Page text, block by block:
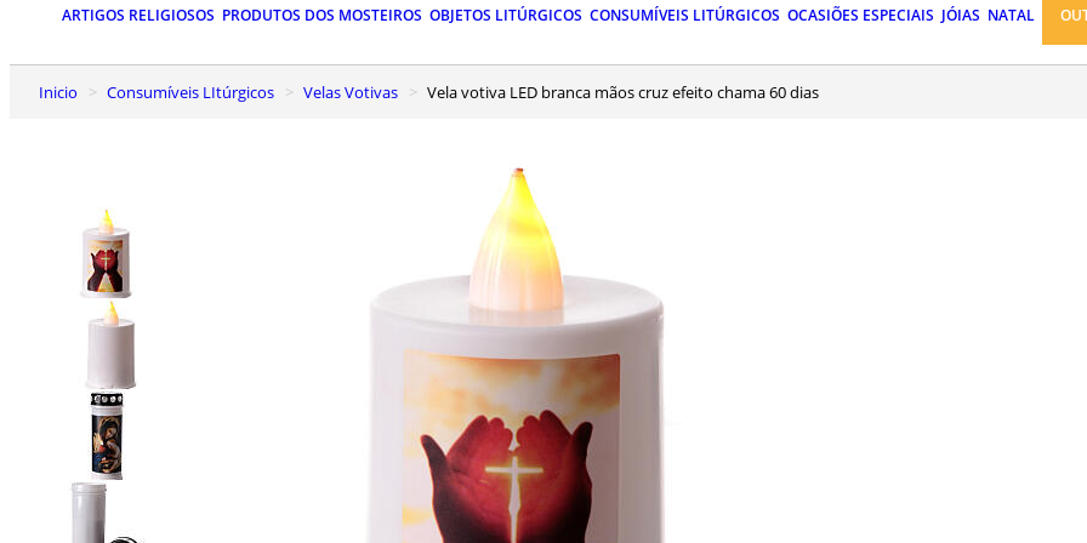
ARTIGOS RELIGIOSOS PRODUTOS DOS MOSTEIROS OBJETOS LITÚRGICOS CONSUMÍVEIS LITÚRGICOS OCASIÕES ESPECIAIS JÓIAS NATAL
Inicio Consumíveis LItúrgicos Velas Votivas Vela votiva LED branca mãos cruz efeito chama 60 dias